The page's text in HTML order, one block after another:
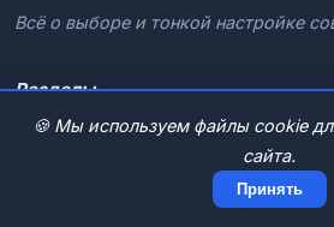
Всё о выборе и тонкой настройке
Разделы
📺 Настройка ТВ и приставок
📱 Смартфоны и планшеты
🍪 Мы используем файлы cookie
сайта.
Принять